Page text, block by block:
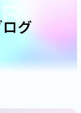
グ